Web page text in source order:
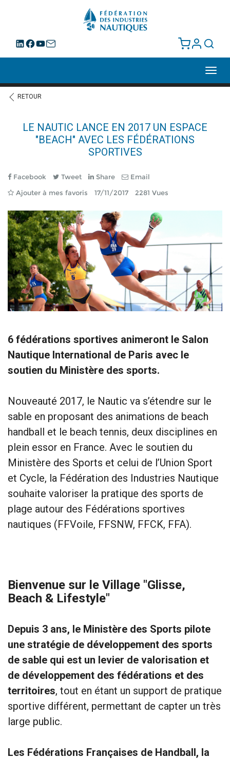
RETOUR
LE NAUTIC LANCE EN 2017 UN ESPACE
"BEACH" AVEC LES FÉDÉRATIONS
SPORTIVES
Facebook Tweet Share
Email
Ajouter à mes favoris
17/11/2017 2281 Vues
6 fédérations sportives animeront le Salon
Nautique International de Paris avec le
soutien du Ministère des sports.
Nouveauté 2017, le Nautic va s’étendre sur le
sable en proposant des animations de beach
handball et le beach tennis, deux disciplines en
plein essor en France. Avec le soutien du
Ministère des Sports et celui de l’Union Sport
et Cycle, la Fédération des Industries Nautique
souhaite valoriser la pratique des sports de
plage autour des Fédérations sportives
nautiques (FFVoile, FFSNW, FFCK, FFA).
Bienvenue sur le Village "Glisse,
Beach & Lifestyle"
Depuis 3 ans, le Ministère des Sports pilote
une stratégie de développement des sports
de sable qui est un levier de valorisation et
de développement des fédérations et des
territoires, tout en étant un support de pratique
sportive différent, permettant de capter un très
large public.
Les Fédérations Françaises de Handball, la